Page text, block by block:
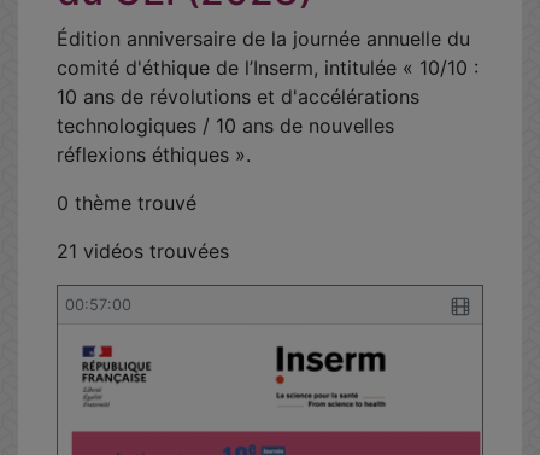
Édition anniversaire de la journée annuelle du
comité d'éthique de l’Inserm, intitulée « 10/10 :
10 ans de révolutions et d'accélérations
technologiques / 10 ans de nouvelles
réflexions éthiques ».
0 thème trouvé
21 vidéos trouvées
00:57:00